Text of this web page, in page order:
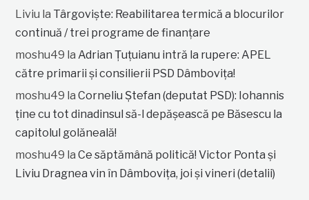
Liviu la Târgoviște: Reabilitarea termică a blocurilor
continuă / trei programe de finanțare
moshu49 laAdrian Țuțuianu intră la rupere: APEL
către primarii și consilierii PSD Dâmbovița!
moshu49 laCorneliu Ștefan (deputat PSD): Iohannis
ține cu tot dinadinsul să-l depășească pe Băsescu la
capitolul golăneală!
moshu49 laCe săptămână politică! Victor Ponta și
Liviu Dragnea vin în Dâmbovița, joi și vineri (detalii)